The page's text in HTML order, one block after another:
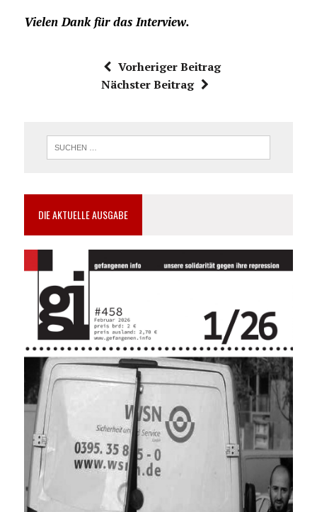
Vielen Dank für das Interview.
Vorheriger Beitrag
Nächster Beitrag
DIE AKTUELLE AUSGABE